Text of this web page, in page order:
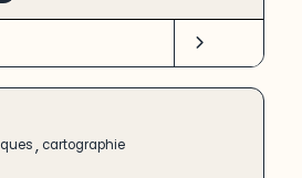
, cartographie